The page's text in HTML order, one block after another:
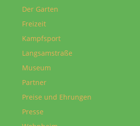
Der Garten
Freizeit
Kampfsport
Langsamstraße
Museum
Partner
Preise und Ehrungen
Presse